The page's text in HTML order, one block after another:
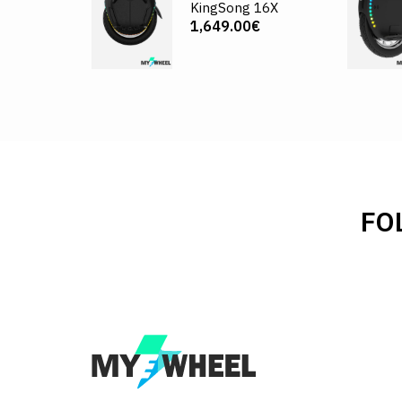
KingSong 16X
1,649.00€